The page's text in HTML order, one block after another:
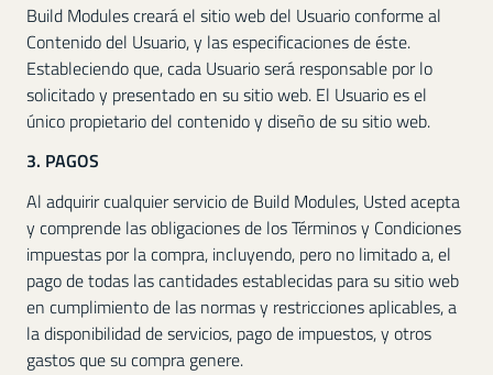
Build Modules creará el sitio web del Usuario conforme al
Contenido del Usuario, y las especificaciones de éste.
Estableciendo que, cada Usuario será responsable por lo
solicitado y presentado en su sitio web. El Usuario es el
único propietario del contenido y diseño de su sitio web.
3. PAGOS
Al adquirir cualquier servicio de Build Modules, Usted acepta
y comprende las obligaciones de los Términos y Condiciones
impuestas por la compra, incluyendo, pero no limitado a, el
pago de todas las cantidades establecidas para su sitio web
en cumplimiento de las normas y restricciones aplicables, a
la disponibilidad de servicios, pago de impuestos, y otros
gastos que su compra genere.